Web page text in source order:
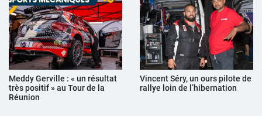
Meddy Gerville : « un résultat
très positif » au Tour de la
Réunion
Vincent Séry, un ours pilote de
rallye loin de l’hibernation